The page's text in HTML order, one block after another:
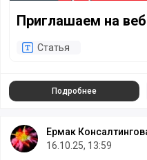
Приглашаем на
Статья
Подробнее
Ермак
16.10.25, 13:59